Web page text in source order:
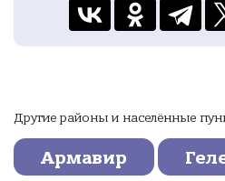
Другие районы и населённые
Армавир